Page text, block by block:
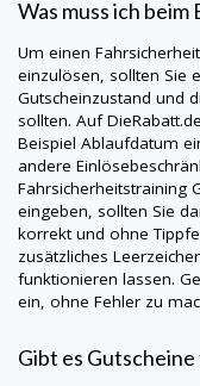
Was muss ich
Um einen
einzulösen, sollten Sie
Gutscheinzustand und
sollten. AufDieRabatt.de
Beispiel Ablaufdatum
andere
Fahrsicherheitstraining
eingeben, sollten Sie
korrekt und ohne
zusätzliches
funktionieren lassen.
ein, ohne Fehler zu
Gibt es